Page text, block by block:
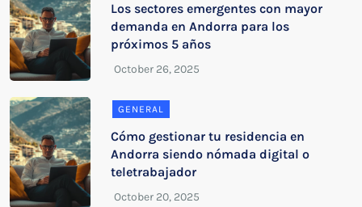
Los sectores emergentes con mayor
demanda en Andorra para los
próximos 5 años
GENERAL
Cómo gestionar tu residencia en
Andorra siendo nómada digital o
teletrabajador